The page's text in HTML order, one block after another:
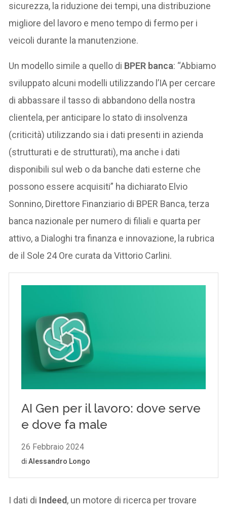
sicurezza, la riduzione dei tempi, una distribuzione
migliore del lavoro e meno tempo di fermo per i
veicoli durante la manutenzione.
Un modello simile a quello di BPER banca: “Abbiamo
sviluppato alcuni modelli utilizzando l’IA per cercare
di abbassare il tasso di abbandono della nostra
clientela, per anticipare lo stato di insolvenza
(criticità) utilizzando sia i dati presenti in azienda
(strutturati e de strutturati), ma anche i dati
disponibili sul web o da banche dati esterne che
possono essere acquisiti” ha dichiarato Elvio
Sonnino, Direttore Finanziario di BPER Banca, terza
banca nazionale per numero di filiali e quarta per
attivo, a Dialoghi tra finanza e innovazione, la rubrica
de il Sole 24 Ore curata da Vittorio Carlini.
I dati di Indeed, un motore di ricerca per trovare